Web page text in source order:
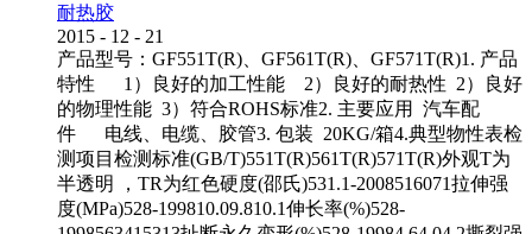
耐热胶
2015 - 12 - 21
产品型号：GF551T(R)、GF561T(R)、GF571T(R)1. 产品
特性 1）良好的加工性能 2）良好的耐热性 2）良好
的物理性能 3）符合ROHS标准2. 主要应用 汽车配
件 电线、电缆、胶管3. 包装 20KG/箱4.典型物性表检
测项目检测标准(GB/T)551T(R)561T(R)571T(R)外观T为
半透明 ，TR为红色硬度(邵氏)531.1-2008516071拉伸强
度(MPa)528-199810.09.810.1伸长率(%)528-